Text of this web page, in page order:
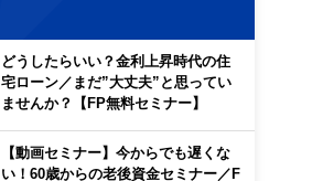
どうしたらいい？金利上昇時代の住
宅ローン／まだ”大丈夫”と思ってい
ませんか？【FP無料セミナー】
【動画セミナー】今からでも遅くな
い！60歳からの老後資金セミナー／F